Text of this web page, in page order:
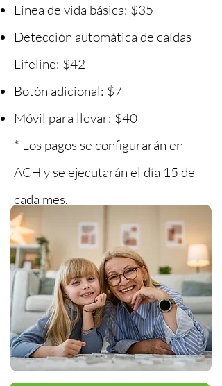
Línea de vida básica: $35
Detección automática de caídas
Lifeline: $42
Botón adicional: $7
Móvil para llevar: $40
* Los pagos se configurarán en
ACH y se ejecutarán el día 15 de
cada mes.